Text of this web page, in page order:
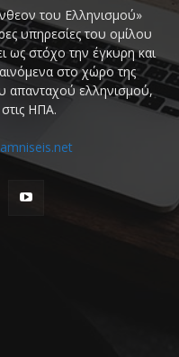
του Ελληνισμού»
υπηρεσίες του ομίλου
ως στόχο την έγκυρη και
στο χώρο της
απανταχού ελληνισμού,
ΗΠΑ.